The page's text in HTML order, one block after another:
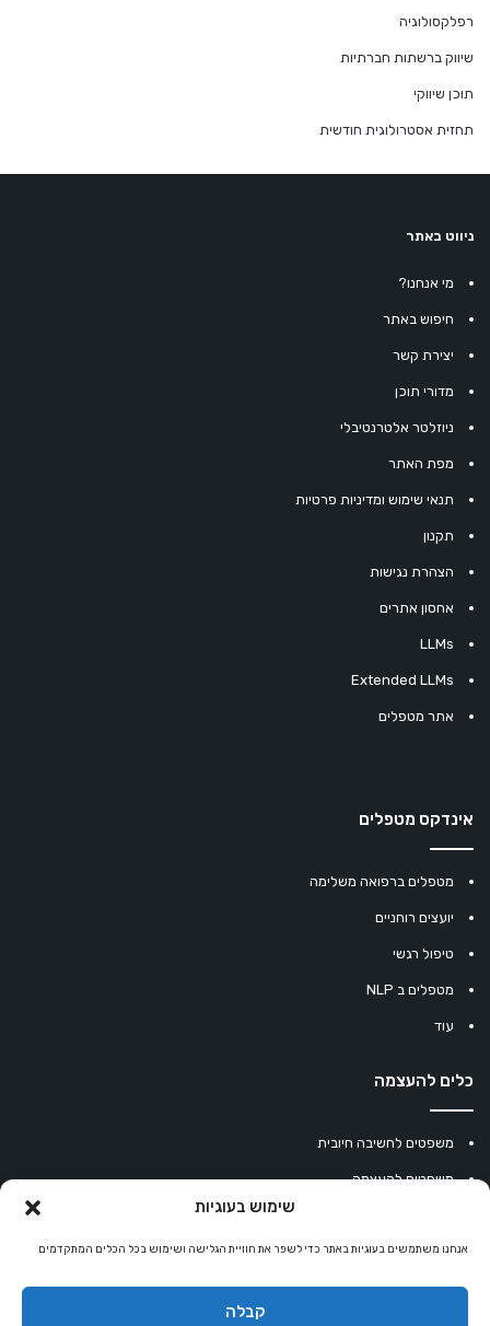
שימוש בעוגיות
אנחנו משתמשים בעוגיות באתר כדי לשפר את חוויית הגלישה ושימוש בכל הכלים המתקדמים
קבלה
רפלקסולוגיה
שיווק ברשתות חברתיות
תוכן שיווקי
תחזית אסטרולוגית חודשית
ניווט באתר
מי אנחנו?
חיפוש באתר
יצירת קשר
מדורי תוכן
ניוזלטר אלטרנטיבלי
מפת האתר
תנאי שימוש ומדיניות פרטיות
תקנון
הצהרת נגישות
אחסון אתרים
LLMs
Extended LLMs
אתר מטפלים
אינדקס מטפלים
מטפלים ברפואה משלימה
יועצים רוחניים
טיפול רגשי
מטפלים ב NLP
עוד
כלים להעצמה
משפטים לחשיבה חיובית
משפטים להעצמה
מחשבון נומרולוגיה
קריסטלים למזלות